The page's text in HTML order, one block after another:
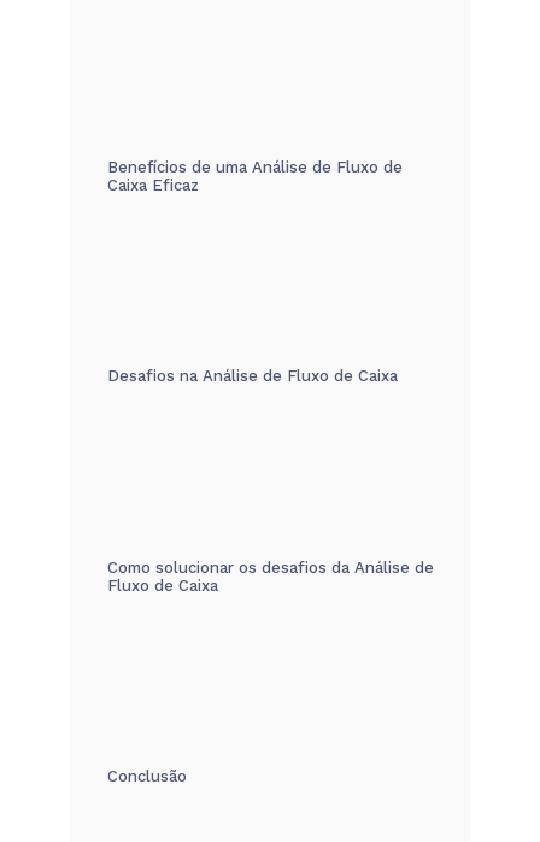
Benefícios de uma Análise de Fluxo de
Caixa Eficaz
Desafios na Análise de Fluxo de Caixa
Como solucionar os desafios da Análise de
Fluxo de Caixa
Conclusão